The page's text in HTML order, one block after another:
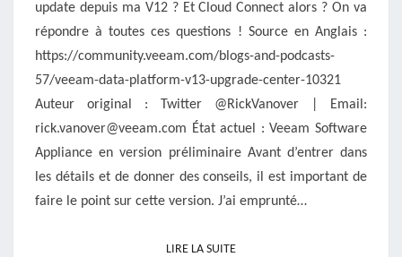
update depuis ma V12 ? Et Cloud Connect alors ? On va
répondre à toutes ces questions ! Source en Anglais :
https://community.veeam.com/blogs-and-podcasts-
57/veeam-data-platform-v13-upgrade-center-10321
Auteur original : Twitter @RickVanover | Email:
rick.vanover@veeam.com État actuel : Veeam Software
Appliance en version préliminaire Avant d’entrer dans
les détails et de donner des conseils, il est important de
faire le point sur cette version. J’ai emprunté…
LIRE LA SUITELIRE LA SUITE